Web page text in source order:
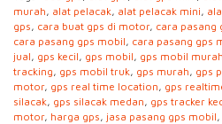
murah, alat pelacak, alat pelacak mini,
gps, cara buat gps di motor, cara pasang
cara pasang gps mobil, cara pasang gps
jual, gps kecil, gps mobil, gps mobil murah
tracking, gps mobil truk, gps murah, gps
motor, gps real time location, gps
silacak, gps silacak medan, gps tracker
motor, harga gps, jasa pasang gps mobil,